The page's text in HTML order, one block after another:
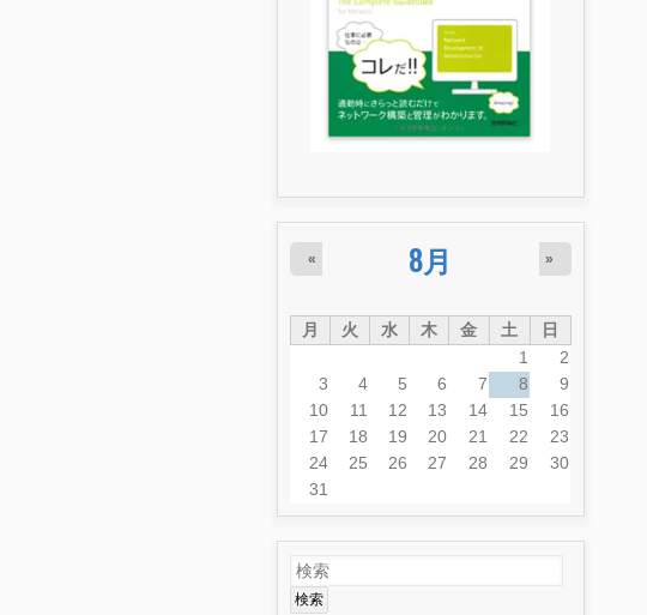
8月
« »
月 火 水 木 金 土
日
1
2
3
4 5 6 7 8
9
10
11 12 13 14 15
16
17
18 19 20 21 22
23
24
25 26 27 28 29
30
31
検
検
索